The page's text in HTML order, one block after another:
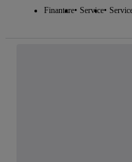
Finantare Service